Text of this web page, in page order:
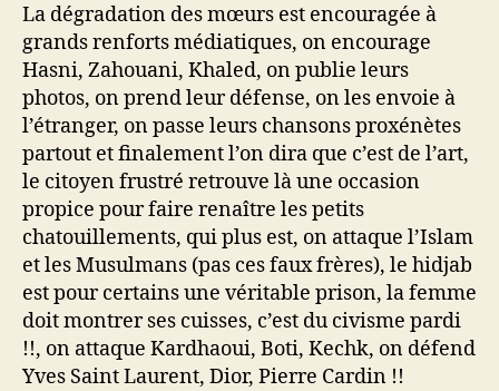
La dégradation des mœurs est encouragée à
grands renforts médiatiques, on encourage
Hasni, Zahouani, Khaled, on publie leurs
photos, on prend leur défense, on les envoie à
l’étranger, on passe leurs chansons proxénètes
partout et finalement l’on dira que c’est de l’art,
le citoyen frustré retrouve là une occasion
propice pour faire renaître les petits
chatouillements, qui plus est, on attaque l’Islam
et les Musulmans (pas ces faux frères), le hidjab
est pour certains une véritable prison, la femme
doit montrer ses cuisses, c’est du civisme pardi
!!, on attaque Kardhaoui, Boti, Kechk, on défend
Yves Saint Laurent, Dior, Pierre Cardin !!